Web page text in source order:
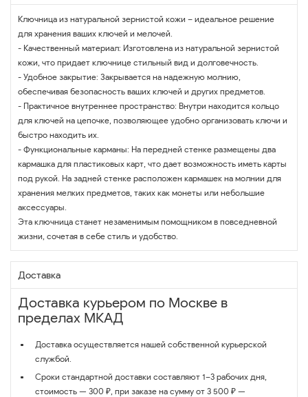
Ключница из натуральной зернистой кожи – идеальное решение
для хранения ваших ключей и мелочей.
- Качественный материал: Изготовлена из натуральной зернистой
кожи, что придает ключнице стильный вид и долговечность.
- Удобное закрытие: Закрывается на надежную молнию,
обеспечивая безопасность ваших ключей и других предметов.
- Практичное внутреннее пространство: Внутри находится кольцо
для ключей на цепочке, позволяющее удобно организовать ключи и
быстро находить их.
- Функциональные карманы: На передней стенке размещены два
кармашка для пластиковых карт, что дает возможность иметь карты
под рукой. На задней стенке расположен кармашек на молнии для
хранения мелких предметов, таких как монеты или небольшие
аксессуары.
Эта ключница станет незаменимым помощником в повседневной
жизни, сочетая в себе стиль и удобство.
Доставка
Доставка курьером по Москве в
пределах МКАД
Доставка осуществляется нашей собственной курьерской
службой.
Сроки стандартной доставки составляют 1–3 рабочих дня,
стоимость — 300 ₽, при заказе на сумму от 3 500 ₽ —